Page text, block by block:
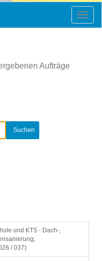
Aufträge
und KTS - Dach-,
/ 037)